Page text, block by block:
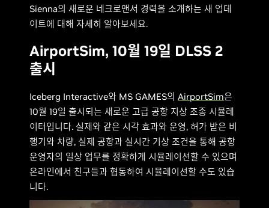
Sienna의 새로운 네크로맨서 경력을 소개하는 새 업데
이트에 대해 자세히 알아보세요.
AirportSim, 10월 19일 DLSS 2
출시
Iceberg Interactive와 MS GAMES의AirportSim은
10월 19일 출시되는 새로운 고급 공항 지상 조종 시뮬레
이터입니다. 실제와 같은 시각 효과와 운영, 허가 받은 비
행기와 차량, 실제 공항과 실시간 기상 조건을 통해 공항
운영자의 일상 업무를 정확하게 시뮬레이션할 수 있으며
온라인에서 친구들과 협동하여 시뮬레이션할 수도 있습
니다.